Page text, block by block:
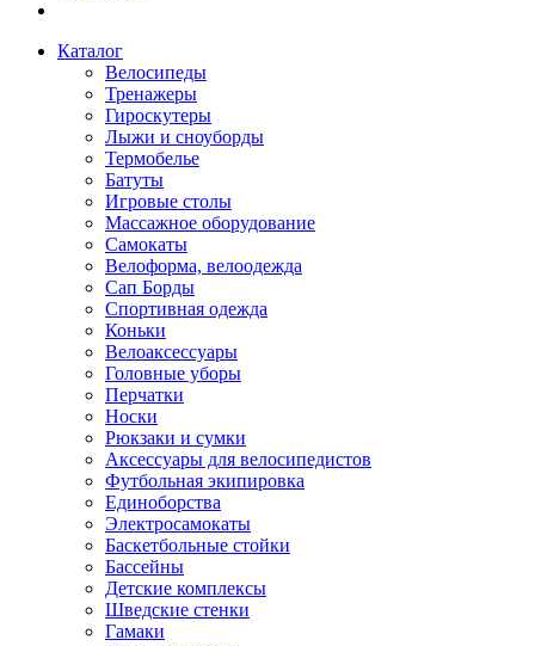
Каталог
Велосипеды
Тренажеры
Гироскутеры
Лыжи и сноуборды
Термобелье
Батуты
Игровые столы
Массажное оборудование
Самокаты
Велоформа, велоодежда
Сап Борды
Спортивная одежда
Коньки
Велоаксессуары
Головные уборы
Перчатки
Носки
Рюкзаки и сумки
Аксессуары для велосипедистов
Футбольная экипировка
Единоборства
Электросамокаты
Баскетбольные стойки
Бассейны
Детские комплексы
Шведские стенки
Гамаки